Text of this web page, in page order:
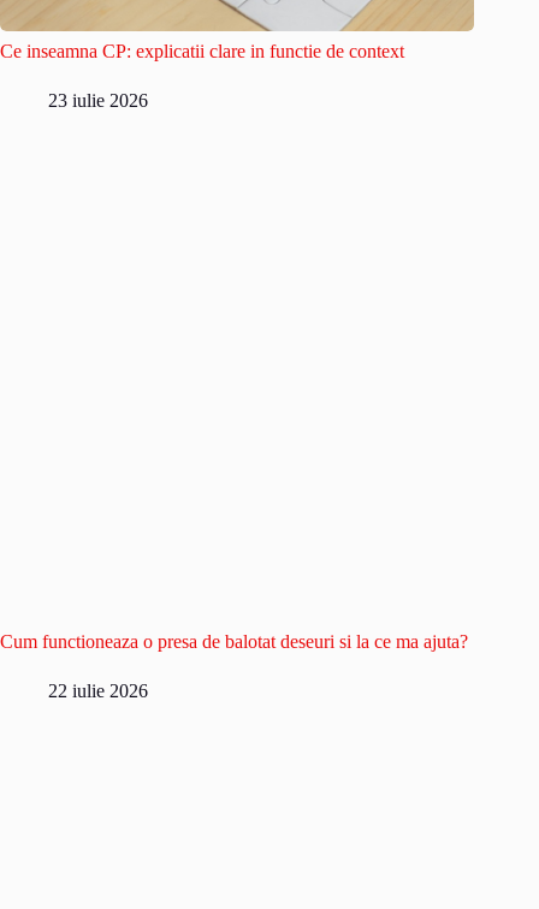
Ce inseamna CP: explicatii clare in functie de context
23 iulie 2026
Cum functioneaza o presa de balotat deseuri si la ce ma ajuta?
22 iulie 2026